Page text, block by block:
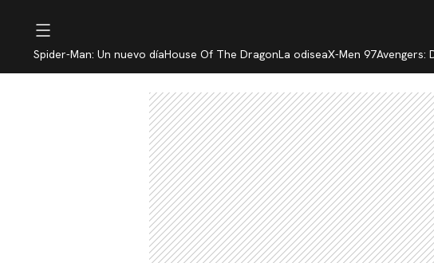
Spider-Man: Un nuevo díaHouse Of The DragonLa odiseaX-Men 97Avengers: